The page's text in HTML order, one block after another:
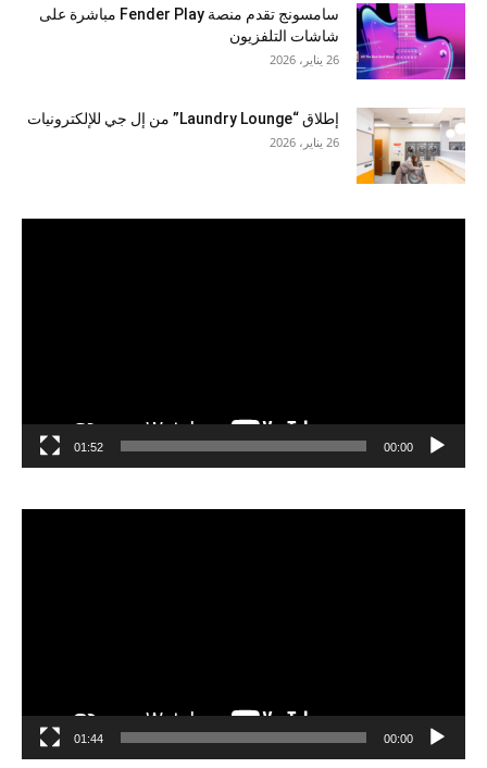
سامسونج تقدم منصة Fender Play مباشرة على
شاشات التلفزيون
26 يناير، 2026
إطلاق “Laundry Lounge” من إل جي للإلكترونيات
26 يناير، 2026
00:00
01:52
00:00
01:44